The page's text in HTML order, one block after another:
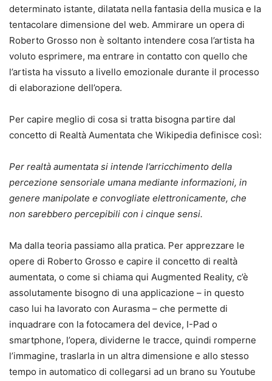
determinato istante, dilatata nella fantasia della musica e la
tentacolare dimensione del web. Ammirare un opera di
Roberto Grosso non è soltanto intendere cosa l’artista ha
voluto esprimere, ma entrare in contatto con quello che
l’artista ha vissuto a livello emozionale durante il processo
di elaborazione dell’opera.
Per capire meglio di cosa si tratta bisogna partire dal
concetto di Realtà Aumentata che Wikipedia definisce così:
Per realtà aumentata si intende l’arricchimento della
percezione sensoriale umana mediante informazioni, in
genere manipolate e convogliate elettronicamente, che
non sarebbero percepibili con i cinque sensi.
Ma dalla teoria passiamo alla pratica. Per apprezzare le
opere di Roberto Grosso e capire il concetto di realtà
aumentata, o come si chiama qui Augmented Reality, c’è
assolutamente bisogno di una applicazione – in questo
caso lui ha lavorato con Aurasma – che permette di
inquadrare con la fotocamera del device, I-Pad o
smartphone, l’opera, dividerne le tracce, quindi romperne
l’immagine, traslarla in un altra dimensione e allo stesso
tempo in automatico di collegarsi ad un brano su Youtube